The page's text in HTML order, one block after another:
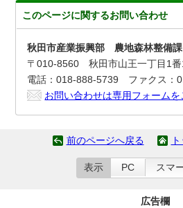
このページに関するお問い合わせ
秋田市産業振興部 農地森林整備課
〒010-8560 秋田市山王一丁目1
電話：018-888-5739 ファクス：
お問い合わせは専用フォームを
前のページへ戻る
表示 PC スマ
広告欄